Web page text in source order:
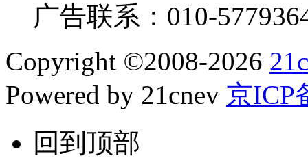
广告联系： 010-
Copyright ©2008-2026
Powered by 21cnev 京ICP
回到顶部